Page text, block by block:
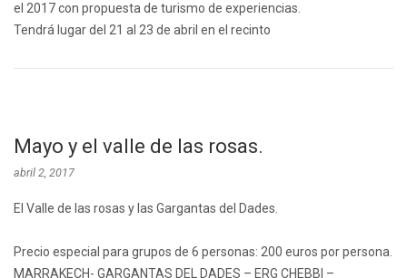
el 2017 con propuesta de turismo de experiencias.
Tendrá lugar del 21 al 23 de abril en el recinto
Mayo y el valle de las rosas.
abril 2, 2017
El Valle de las rosas y las Gargantas del Dades.
Precio especial para grupos de 6 personas: 200 euros por persona.
MARRAKECH- GARGANTAS DEL DADES – ERG CHEBBI –